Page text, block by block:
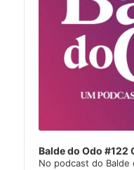
Balde do Odo #122
No podcast do Balde